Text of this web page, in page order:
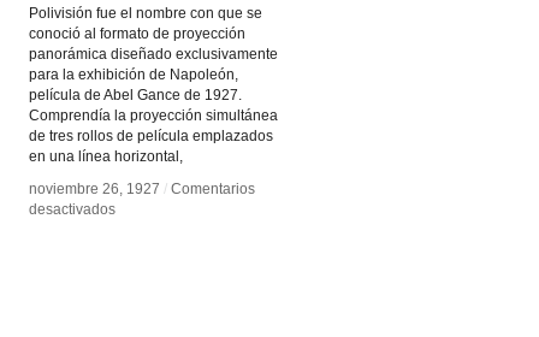
Polivisión fue el nombre con que se
conoció al formato de proyección
panorámica diseñado exclusivamente
para la exhibición de Napoleón,
película de Abel Gance de 1927.
Comprendía la proyección simultánea
de tres rollos de película emplazados
en una línea horizontal,
noviembre 26, 1927 / Comentarios
desactivadosen
noviembre 26, 1927 / Comentarios
desactivadosen